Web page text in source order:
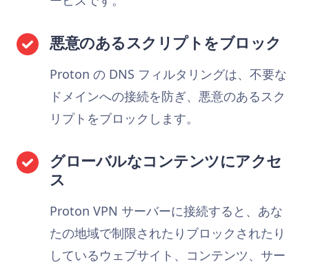
悪意のあるスクリプトをブロック
Proton の DNS フィルタリングは、不要な
ドメインへの接続を防ぎ、悪意のあるスク
リプトをブロックします。
グローバルなコンテンツにアクセ
ス
Proton VPN サーバーに接続すると、あな
たの地域で制限されたりブロックされたり
しているウェブサイト、コンテンツ、サー